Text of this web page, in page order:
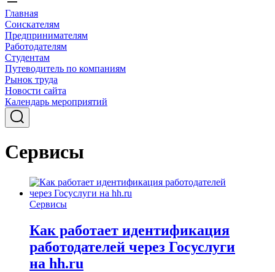
Главная
Соискателям
Предпринимателям
Работодателям
Студентам
Путеводитель по компаниям
Рынок труда
Новости сайта
Календарь мероприятий
Сервисы
Сервисы
Как работает идентификация
работодателей через Госуслуги
на hh.ru